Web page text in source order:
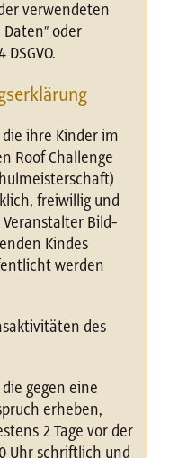
verwendeten
oder
ihre Kinder im
Roof Challenge
freiwillig und
Bild-
Kindes
werden
des
gegen eine
erheben,
2 Tage vor der
Uhr schriftlich und